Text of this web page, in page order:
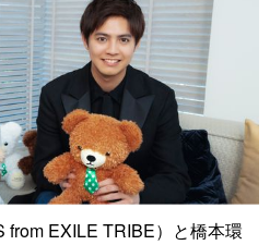
from EXILE TRIBE）と橋本環